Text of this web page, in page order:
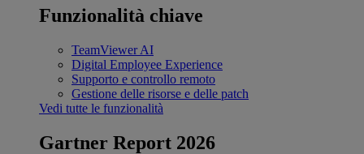
Funzionalità chiave
TeamViewer AI
Digital Employee Experience
Supporto e controllo remoto
Gestione delle risorse e delle patch
Vedi tutte le funzionalità
Gartner Report 2026